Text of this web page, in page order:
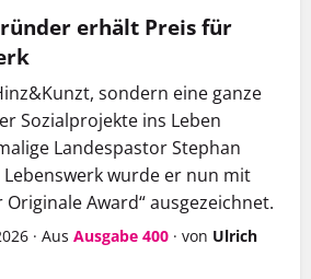
erhält Preis für
sondern eine ganze
Sozialprojekte ins Leben
Landespastor Stephan
Lebenswerk wurde er nun mit
Award“ ausgezeichnet.
· Aus Ausgabe 400 · von Ulrich